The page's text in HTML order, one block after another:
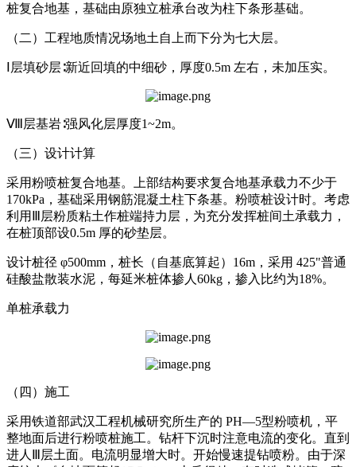
桩复合地基，基础由原独立桩承台改为柱下条形基础。
（二）工程地质情况场地土自上而下分为七大层。
Ⅰ层填砂层∶新近回填的中细砂，厚度0.5m 左右，未加压实。
Ⅷ层基岩∶强风化层厚度1~2m。
（三）设计计算
采用粉喷桩复合地基。上部结构要求复合地基承载力不少于
170kPa，基础采用钢筋混凝土柱下条基。粉喷桩设计时。考虑
利用Ⅲ层粉质粘土作桩端持力层，为充分发挥桩间土承载力，
在桩顶部设0.5m 厚的砂垫层。
设计桩径 φ500mm，桩长（自基底算起）16m，采用 425"普通
硅酸盐散装水泥，每延米桩体掺人60kg，掺入比约为18%。
单桩承载力
（四）施工
采用铁道部武汉工程机械研究所生产的 PH—5型粉喷机，平
整地面后进行粉喷桩施工。钻杆下沉时注意电流的变化。直到
进人Ⅲ层土面。电流明显增大时。开始慢速提钻喷粉。由于深